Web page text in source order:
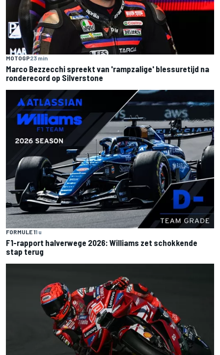
MOTOGP23 min
Marco Bezzecchi spreekt van 'rampzalige' blessuretijd na
ronderecord op Silverstone
FORMULE 11 u
F1-rapport halverwege 2026: Williams zet schokkende
stap terug